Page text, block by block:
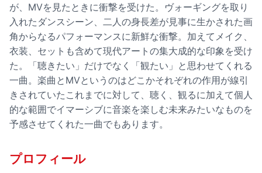
が、MVを見たときに衝撃を受けた。ヴォーギングを取り
入れたダンスシーン、二人の身長差が見事に生かされた画
角からなるパフォーマンスに新鮮な衝撃。加えてメイク、
衣装、セットも含めて現代アートの集大成的な印象を受け
た。「聴きたい」だけでなく「観たい」と思わせてくれる
一曲。楽曲とMVというのはどこかそれぞれの作用が線引
きされていたこれまでに対して、聴く、観るに加えて個人
的な範囲でイマーシブに音楽を楽しむ未来みたいなものを
予感させてくれた一曲でもあります。
プロフィール